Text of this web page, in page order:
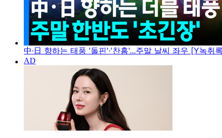
中·日 향하는 태풍 '돌핀'·'찬홈'...주말 날씨 좌우 [Y녹취